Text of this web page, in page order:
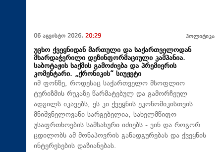
06 აგვისტო 2026, 20:29 პოლიტიკა
უცხო ქვეყნიდან მართული და საქართველოდან
მხარდაჭერილი დეზინფორმაციული კამპანია.
საბოტაჟის საქმის გამოძიება და პრემიერის
კომენტარი. „ქრონიკის“ სიუჟეტი
იმ ფონზე, როდესაც საქართველო მსოფლიო
ტურიზმის რუკაზე წარმატებულ და გამორჩეულ
ადგილს იკავებს, ეს კი ქვეყნის ეკონომიკისთვის
მნიშვნელოვანი სარგებელია, სახელმწიფო
უსაფრთხოების სამსახური იძიებს - ვინ და როგორ
ცდილობს ამ მონაპოვრის განადგურებას და ქვეყნის
ინტერესების დაზიანებას.